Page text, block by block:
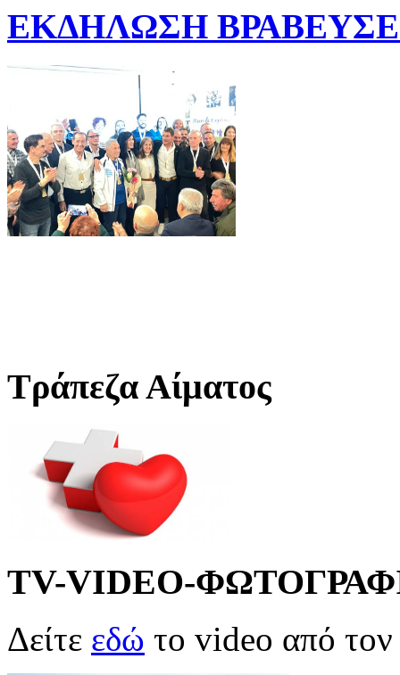
ΕΚΔΗΛΩΣΗ
Τράπεζα Αίματος
TV-VIDEO-
Δείτε εδώ το video από